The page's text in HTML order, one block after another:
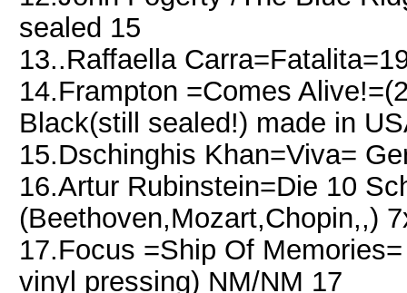
sealed 15
13..Raffaella
14.Frampton =Comes
Black(still sealed!) made in
15.Dschinghis Khan=Viva=
16.Artur Rubinstein=Die 10
(Beethoven,Mozart,Chopin,,)
17.Focus =Ship Of
vinyl pressing) NM/NM 17